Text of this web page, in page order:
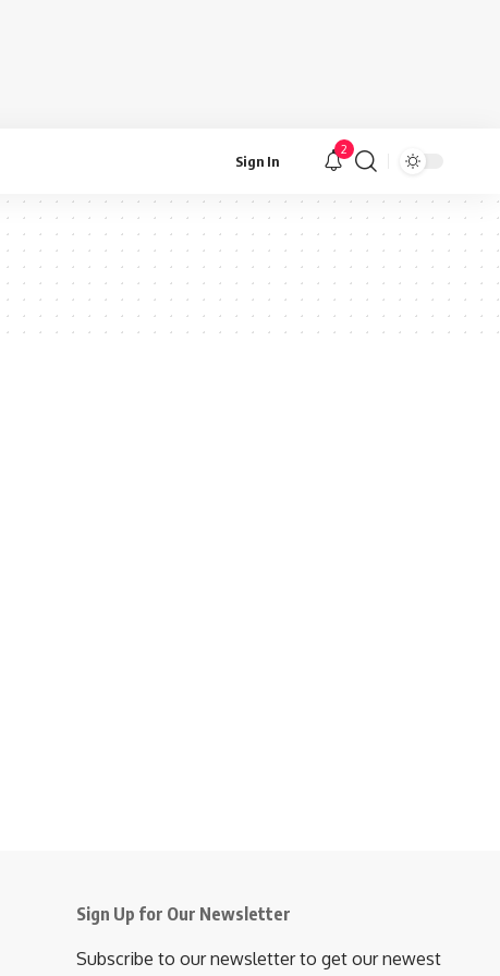
Sign In
2
Sign Up for Our Newsletter
Subscribe to our newsletter to get our newest